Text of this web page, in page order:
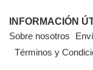
INFORMACIÓN
Sobre nosotros
Términos y